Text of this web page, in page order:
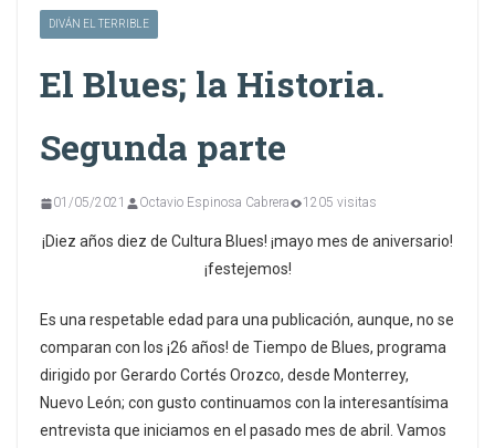
DIVÁN EL TERRIBLE
El Blues; la Historia.
Segunda parte
01/05/2021 Octavio Espinosa Cabrera 1205 visitas
¡Diez años diez de Cultura Blues! ¡mayo mes de aniversario!
¡festejemos!
Es una respetable edad para una publicación, aunque, no se
comparan con los ¡26 años! de Tiempo de Blues, programa
dirigido por Gerardo Cortés Orozco, desde Monterrey,
Nuevo León; con gusto continuamos con la interesantísima
entrevista que iniciamos en el pasado mes de abril. Vamos